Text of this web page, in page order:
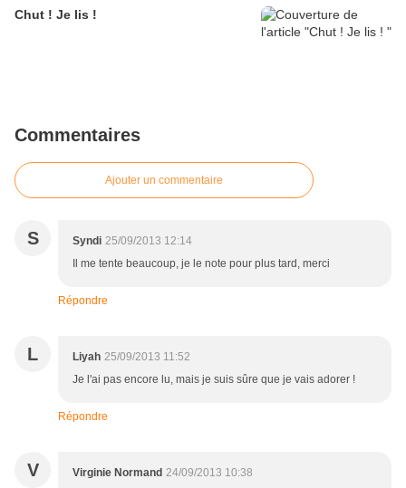
Chut ! Je lis !
Commentaires
Ajouter un commentaire
S Syndi 25/09/2013 12:14
Il me tente beaucoup, je le note pour plus tard, merci
Répondre
L Liyah 25/09/2013 11:52
Je l'ai pas encore lu, mais je suis sûre que je vais adorer !
Répondre
V Virginie Normand 24/09/2013 10:38